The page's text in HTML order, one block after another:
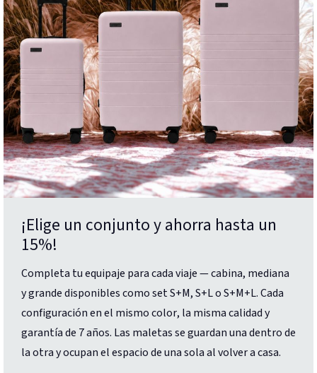
¡Elige un conjunto y ahorra hasta un
15%!
Completa tu equipaje para cada viaje — cabina, mediana
y grande disponibles como set S+M, S+L o S+M+L. Cada
configuración en el mismo color, la misma calidad y
garantía de 7 años. Las maletas se guardan una dentro de
la otra y ocupan el espacio de una sola al volver a casa.